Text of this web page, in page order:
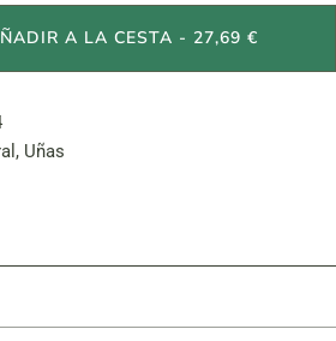
A LA CESTA - 27,69 €
, Uñas